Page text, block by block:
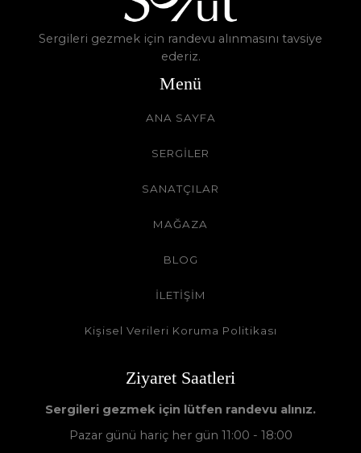
Sergileri gezmek için randevu alınmasını tavsiye
ederiz.
Menü
ANA SAYFA
SERGİLER
SANATÇILAR
MAĞAZA
BLOG
İLETİŞİM
Kişisel Verileri Koruma Politikası
Ziyaret Saatleri
Sergileri gezmek için lütfen randevu alınız.
Pazar günü hariç her gün 11:00 - 18:00